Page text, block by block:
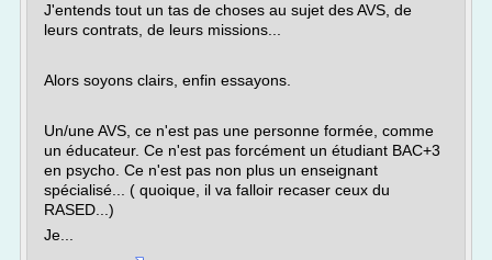
J'entends tout un tas de choses au sujet des AVS, de
leurs contrats, de leurs missions...
Alors soyons clairs, enfin essayons.
Un/une AVS, ce n'est pas une personne formée, comme
un éducateur. Ce n'est pas forcément un étudiant BAC+3
en psycho. Ce n'est pas non plus un enseignant
spécialisé... ( quoique, il va falloir recaser ceux du
RASED...)
Je...